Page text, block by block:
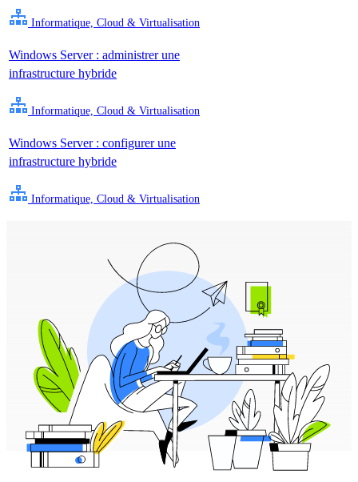
Informatique, Cloud & Virtualisation
Windows Server : administrer une
infrastructure hybride
Informatique, Cloud & Virtualisation
Windows Server : configurer une
infrastructure hybride
Informatique, Cloud & Virtualisation